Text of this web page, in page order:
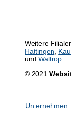
Weitere
Hattingen,
undWaltrop
© 2021
Unternehmen